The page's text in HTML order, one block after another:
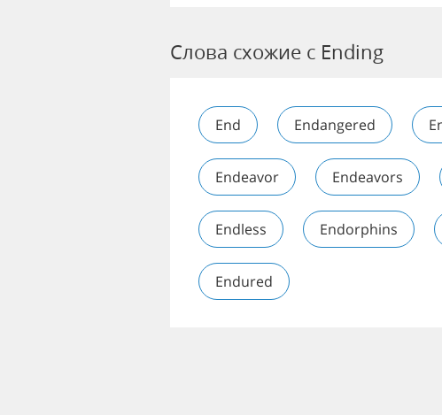
Слова схожие с Ending
End Endangered
Endeavor Endeavors
Endless Endorphins
Endured